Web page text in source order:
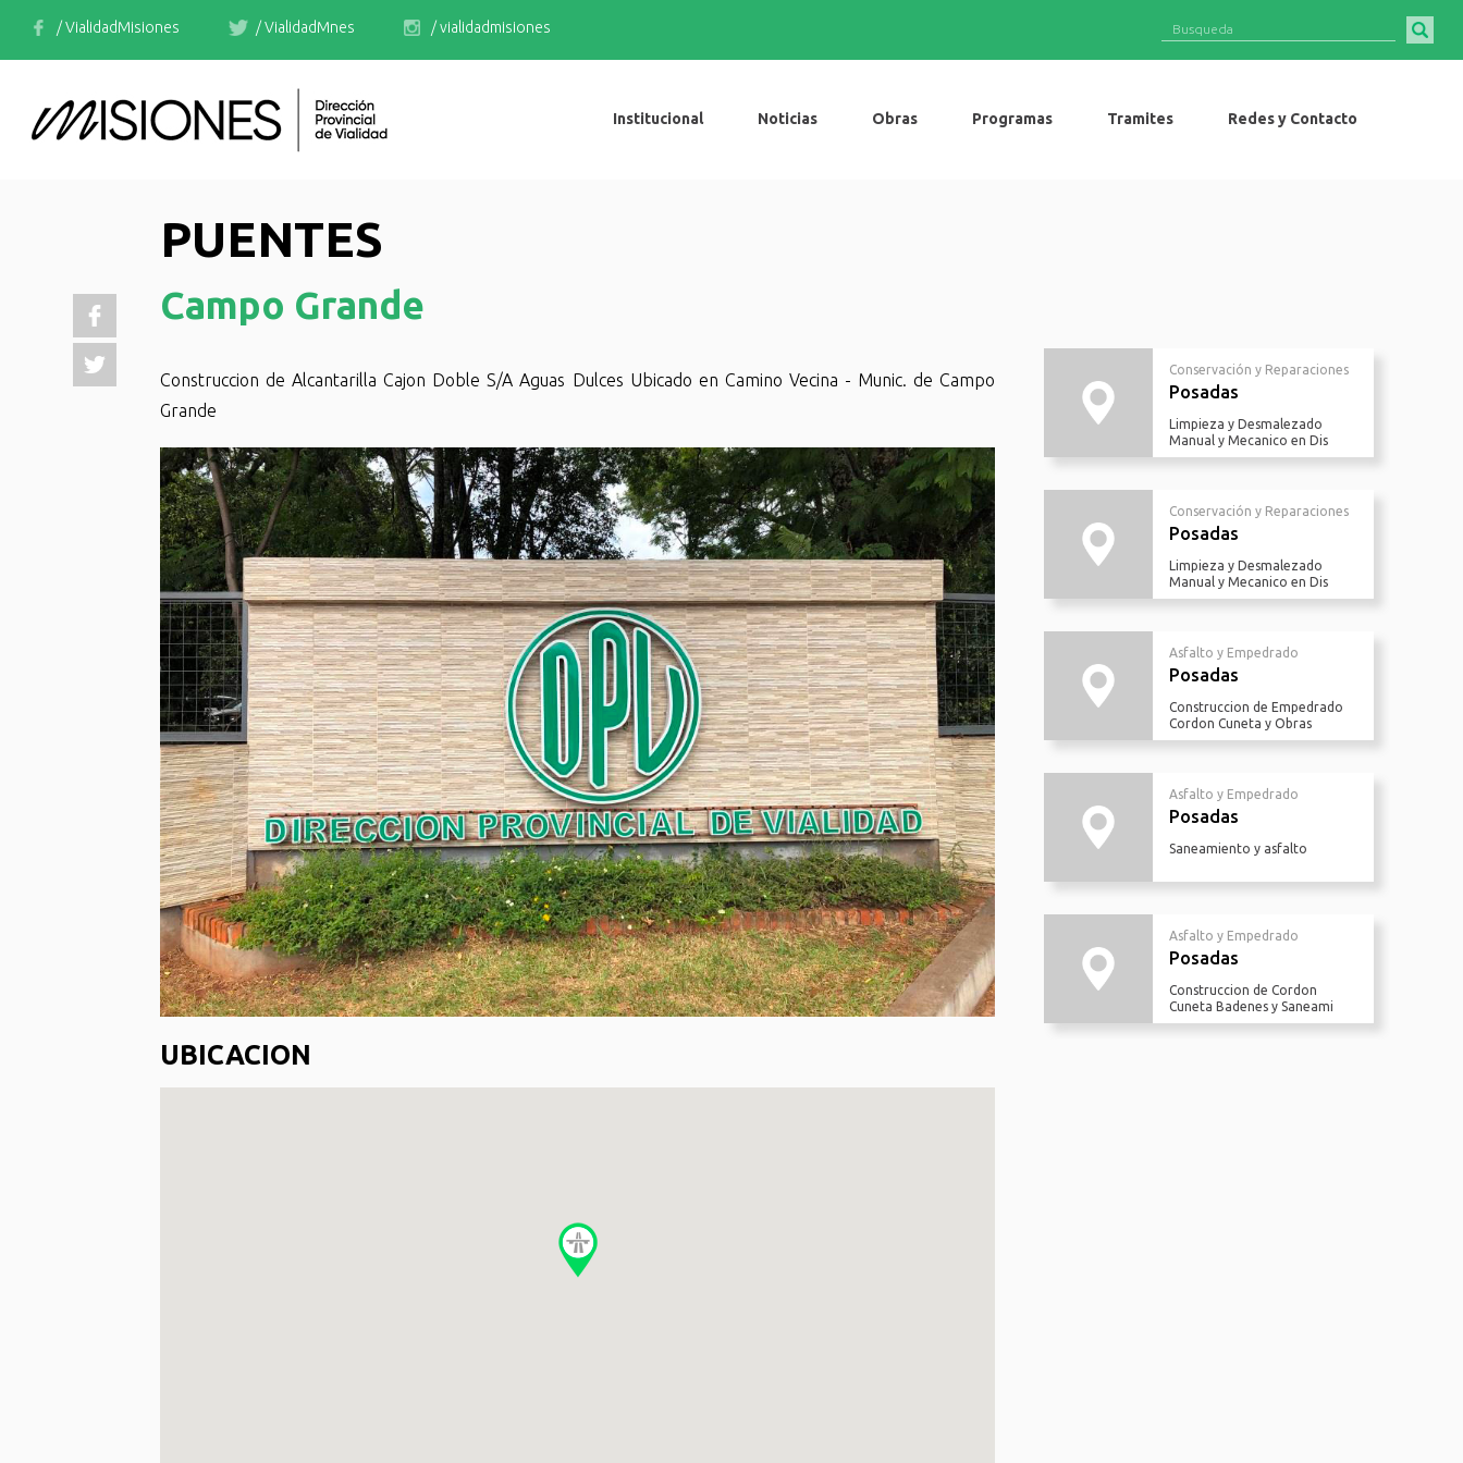
/ VialidadMisiones / VialidadMnes / vialidadmisiones
Redes y Contacto
Tramites
Programas
Obras
Noticias
Institucional
PUENTES
Campo Grande
Construccion de Alcantarilla Cajon Doble S/A Aguas Dulces Ubicado en Camino Vecina - Munic. de Campo
Grande
UBICACION
Conservación y Reparaciones
Posadas
Limpieza y Desmalezado
Manual y Mecanico en Dis
Conservación y Reparaciones
Posadas
Limpieza y Desmalezado
Manual y Mecanico en Dis
Asfalto y Empedrado
Posadas
Construccion de Empedrado
Cordon Cuneta y Obras
Asfalto y Empedrado
Posadas
Saneamiento y asfalto
Asfalto y Empedrado
Posadas
Construccion de Cordon
Cuneta Badenes y Saneami